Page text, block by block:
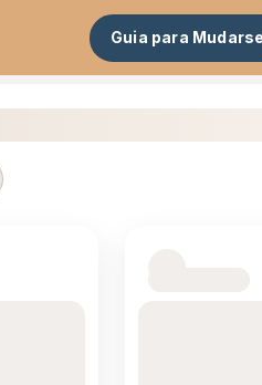
Guia para Mudarse